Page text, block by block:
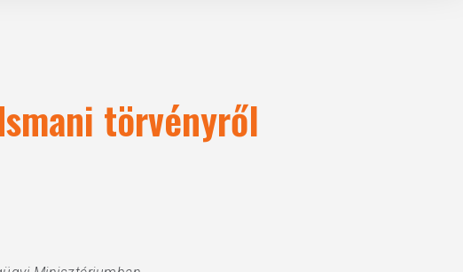
törvényről